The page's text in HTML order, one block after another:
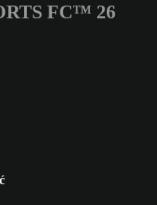
oder Ziffern ein
FC™ 26